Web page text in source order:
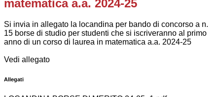
matematica a.a. 2024-25
Si invia in allegato la locandina per bando di concorso a n.
15 borse di studio per studenti che si iscriveranno al primo
anno di un corso di laurea in matematica a.a. 2024-25
Vedi allegato
Allegati